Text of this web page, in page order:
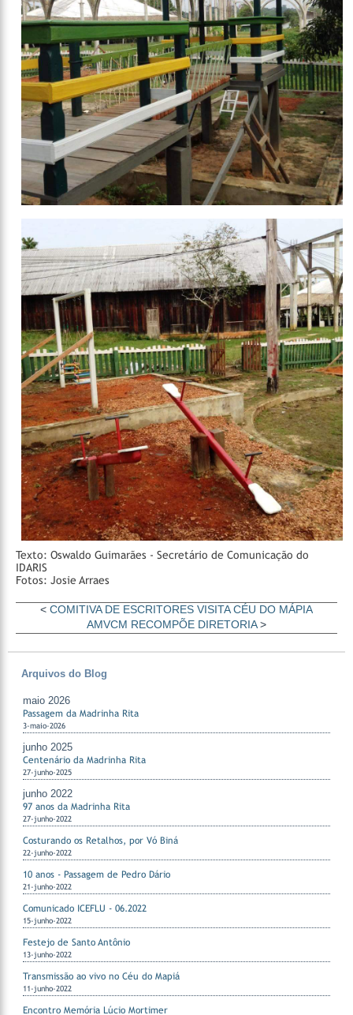
Texto: Oswaldo Guimarães - Secretário de Comunicação do
IDARIS
Fotos: Josie Arraes
< COMITIVA DE ESCRITORES VISITA CÉU DO MÁPIA
AMVCM RECOMPÕE DIRETORIA>
Arquivos do Blog
maio 2026
Passagem da Madrinha Rita
3-maio-2026
junho 2025
Centenário da Madrinha Rita
27-junho-2025
junho 2022
97 anos da Madrinha Rita
27-junho-2022
Costurando os Retalhos, por Vó Biná
22-junho-2022
10 anos - Passagem de Pedro Dário
21-junho-2022
Comunicado ICEFLU - 06.2022
15-junho-2022
Festejo de Santo Antônio
13-junho-2022
Transmissão ao vivo no Céu do Mapiá
11-junho-2022
Encontro Memória Lúcio Mortimer